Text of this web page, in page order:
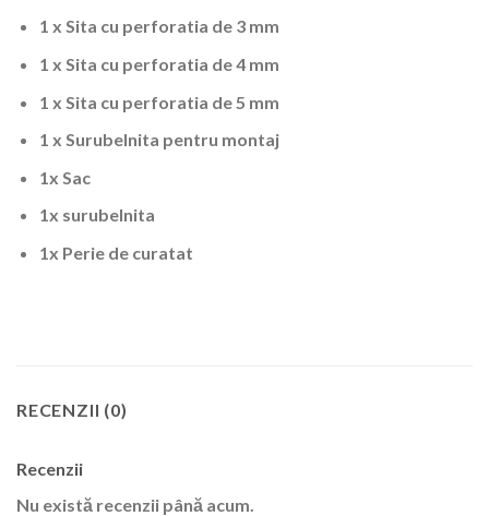
1 x Sita cu perforatia de 3 mm
1 x Sita cu perforatia de 4 mm
1 x Sita cu perforatia de 5 mm
1 x Surubelnita pentru montaj
1x Sac
1x surubelnita
1x Perie de curatat
RECENZII (0)
Recenzii
Nu există recenzii până acum.